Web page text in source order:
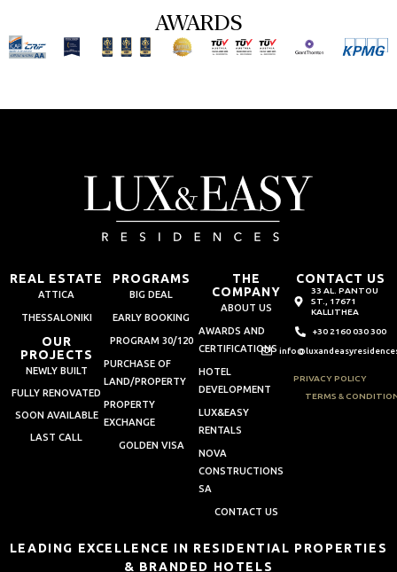
AWARDS
REAL ESTATE
ATTICA
THESSALONIKI
OUR
PROJECTS
NEWLY BUILT
FULLY RENOVATED
SOON AVAILABLE
LAST CALL
PROGRAMS
BIG DEAL
EARLY BOOKING
PROGRAM 30/120
PURCHASE OF
LAND/PROPERTY
PROPERTY
EXCHANGE
GOLDEN VISA
THE
COMPANY
ABOUT US
AWARDS AND
CERTIFICATIONS
HOTEL
DEVELOPMENT
LUX&EASY
RENTALS
NOVA
CONSTRUCTIONS
SA
CONTACT US
CONTACT US
33 AL. PANTOU
ST., 17671
KALLITHEA
+30 2160 030 300
PRIVACY POLICY
TERMS &
LEADING EXCELLENCE IN RESIDENTIAL PROPERTIES
& BRANDED HOTELS